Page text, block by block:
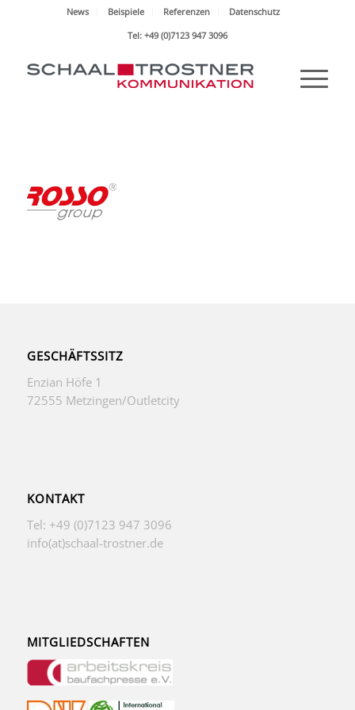
News Beispiele Referenzen
Datenschutz
Tel: +49 (0)7123 947 3096
GESCHÄFTSSITZ
Enzian Höfe 1
72555 Metzingen/Outletcity
KONTAKT
Tel: +49 (0)7123 947 3096
info(at)schaal-trostner.de
MITGLIEDSCHAFTEN